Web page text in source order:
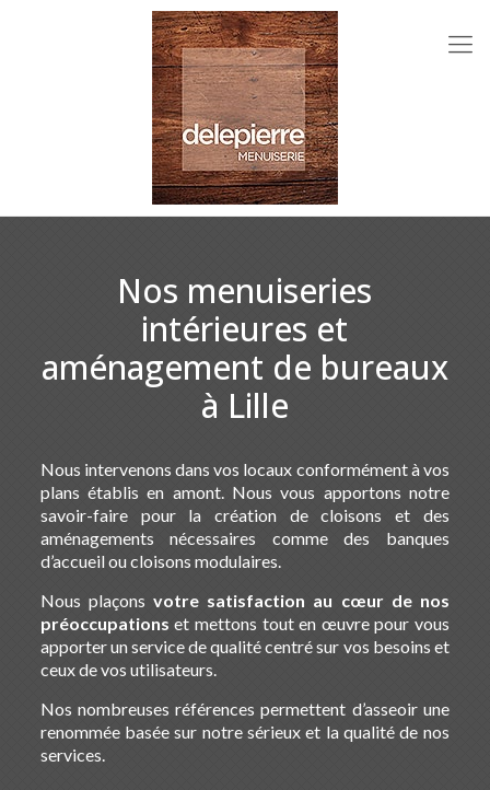
Nos menuiseries
intérieures et
aménagement de bureaux
à Lille
Nous intervenons dans vos locaux conformément à vos
plans établis en amont. Nous vous apportons notre
savoir-faire pour la création de cloisons et des
aménagements nécessaires comme des banques
d’accueil ou cloisons modulaires.
Nous plaçonsvotre satisfaction au cœur de nos
préoccupations et mettons tout en œuvre pour vous
apporter un service de qualité centré sur vos besoins et
ceux de vos utilisateurs.
Nos nombreuses références permettent d’asseoir une
renommée basée sur notre sérieux et la qualité de nos
services.